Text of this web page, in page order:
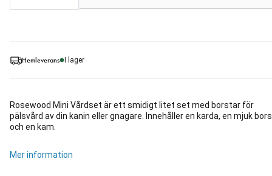
Hemleverans I lager
Rosewood Mini Vårdset är ett smidigt litet set med borstar för
pälsvård av din kanin eller gnagare. Innehåller en karda, en mjuk
och en kam.
Mer information